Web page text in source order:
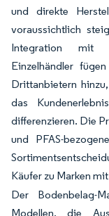
und direkte
voraussichtlich
Integration mit
Einzelhändler
Drittanbietern
das
differenzieren. Die
und PFAS-
Käufer zu Marken
Der Bodenbelag-
Modellen, die